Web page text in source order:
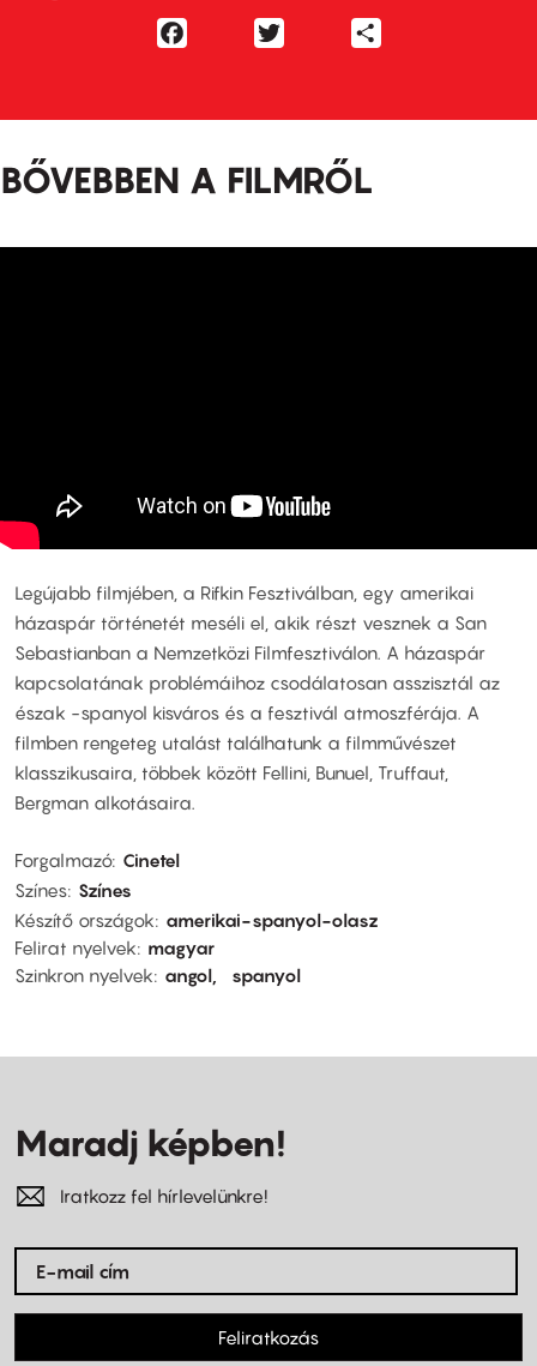
Facebook
BŐVEBBEN A FILMRŐL
Legújabb filmjében, a Rifkin Fesztiválban, egy amerikai
házaspár történetét meséli el, akik részt vesznek a San
Sebastianban a Nemzetközi Filmfesztiválon. A házaspár
kapcsolatának problémáihoz csodálatosan asszisztál az
észak -spanyol kisváros és a fesztivál atmoszférája. A
filmben rengeteg utalást találhatunk a filmművészet
klasszikusaira, többek között Fellini, Bunuel, Truffaut,
Bergman alkotásaira.
Forgalmazó Cinetel
Színes Színes
Készítő országok
amerikai-spanyol-olasz
Felirat nyelvek
magyar
Szinkron nyelvek
angol spanyol
Maradj képben!
Iratkozz fel hírlevelünkre!
Feliratkozás